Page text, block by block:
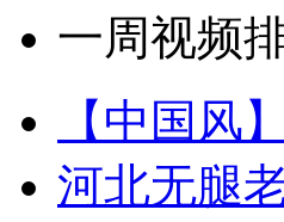
一周视频
【中国风
河北无腿